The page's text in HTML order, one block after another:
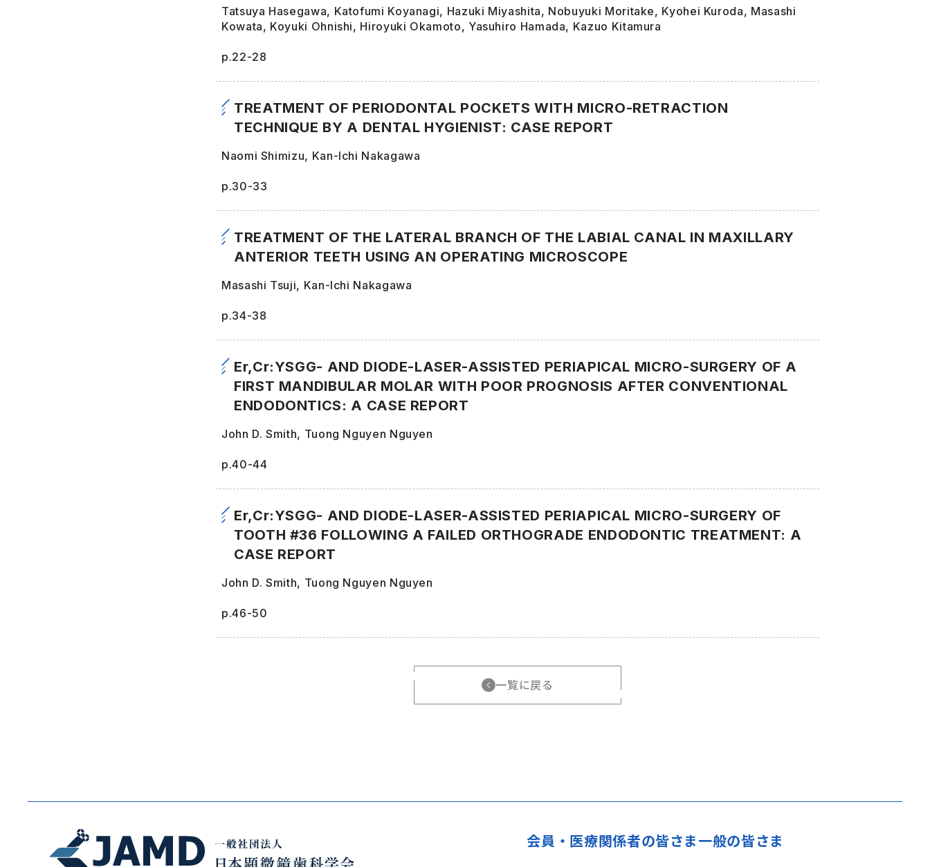
Tatsuya Hasegawa, Katofumi Koyanagi, Hazuki Miyashita, Nobuyuki Moritake, Kyohei Kuroda, Masashi
Kowata, Koyuki Ohnishi, Hiroyuki Okamoto, Yasuhiro Hamada, Kazuo Kitamura
p.22-28
TREATMENT OF PERIODONTAL POCKETS WITH MICRO-RETRACTION
TECHNIQUE BY A DENTAL HYGIENIST: CASE REPORT
Naomi Shimizu, Kan-Ichi Nakagawa
p.30-33
TREATMENT OF THE LATERAL BRANCH OF THE LABIAL CANAL IN MAXILLARY
ANTERIOR TEETH USING AN OPERATING MICROSCOPE
Masashi Tsuji, Kan-Ichi Nakagawa
p.34-38
Er,Cr:YSGG- AND DIODE-LASER-ASSISTED PERIAPICAL MICRO-SURGERY OF A
FIRST MANDIBULAR MOLAR WITH POOR PROGNOSIS AFTER CONVENTIONAL
ENDODONTICS: A CASE REPORT
John D. Smith, Tuong Nguyen Nguyen
p.40-44
Er,Cr:YSGG- AND DIODE-LASER-ASSISTED PERIAPICAL MICRO-SURGERY OF
TOOTH #36 FOLLOWING A FAILED ORTHOGRADE ENDODONTIC TREATMENT: A
CASE REPORT
John D. Smith, Tuong Nguyen Nguyen
p.46-50
一覧に戻る
会員・医療関係者の皆さま 一般の皆さま